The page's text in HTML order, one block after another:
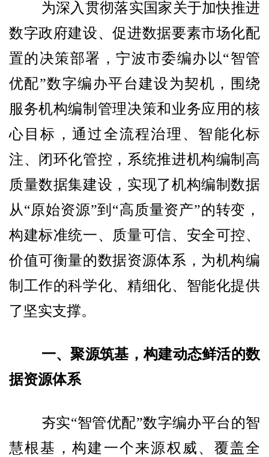
为深入贯彻落实国家关于加快推进
数字政府建设、促进数据要素市场化配
置的决策部署，宁波市委编办以“智管
优配”数字编办平台建设为契机，围绕
服务机构编制管理决策和业务应用的核
心目标，通过全流程治理、智能化标
注、闭环化管控，系统推进机构编制高
质量数据集建设，实现了机构编制数据
从“原始资源”到“高质量资产”的转变，
构建标准统一、质量可信、安全可控、
价值可衡量的数据资源体系，为机构编
制工作的科学化、精细化、智能化提供
了坚实支撑。
一、聚源筑基，构建动态鲜活的数
据资源体系
夯实“智管优配”数字编办平台的智
慧根基，构建一个来源权威、覆盖全